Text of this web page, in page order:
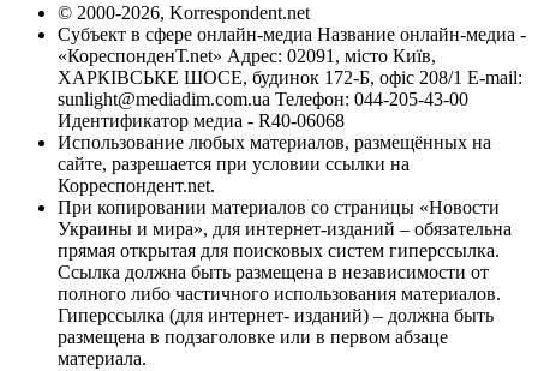
© 2000-2026, Korrespondent.net
Субъект в сфере онлайн-медиа Название онлайн-медиа -
«КореспонденТ.net» Адрес: 02091, місто Київ,
ХАРКІВСЬКЕ ШОСЕ, будинок 172-Б, офіс 208/1 E-mail:
sunlight@mediadim.com.ua Телефон: 044-205-43-00
Идентификатор медиа - R40-06068
Использование любых материалов, размещённых на
сайте, разрешается при условии ссылки на
Корреспондент.net.
При копировании материалов со страницы «Новости
Украины и мира», для интернет-изданий – обязательна
прямая открытая для поисковых систем гиперссылка.
Ссылка должна быть размещена в независимости от
полного либо частичного использования материалов.
Гиперссылка (для интернет- изданий) – должна быть
размещена в подзаголовке или в первом абзаце
материала.